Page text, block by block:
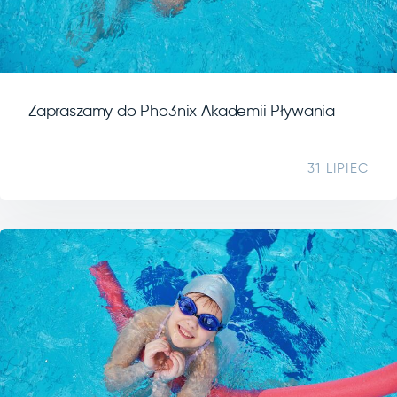
Zapraszamy do Pho3nix Akademii Pływania
31 LIPIEC